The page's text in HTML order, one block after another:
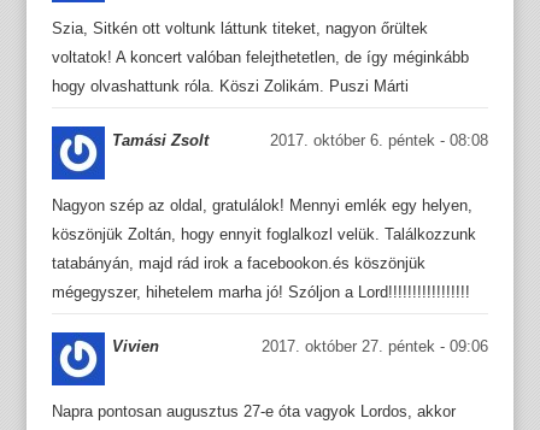
Szia, Sitkén ott voltunk láttunk titeket, nagyon őrültek
voltatok! A koncert valóban felejthetetlen, de így méginkább
hogy olvashattunk róla. Köszi Zolikám. Puszi Márti
Tamási Zsolt 2017. október 6. péntek - 08:08
Nagyon szép az oldal, gratulálok! Mennyi emlék egy helyen,
köszönjük Zoltán, hogy ennyit foglalkozl velük. Találkozzunk
tatabányán, majd rád irok a facebookon.és köszönjük
mégegyszer, hihetelem marha jó! Szóljon a Lord!!!!!!!!!!!!!!!!!
Vivien 2017. október 27. péntek - 09:06
Napra pontosan augusztus 27-e óta vagyok Lordos, akkor